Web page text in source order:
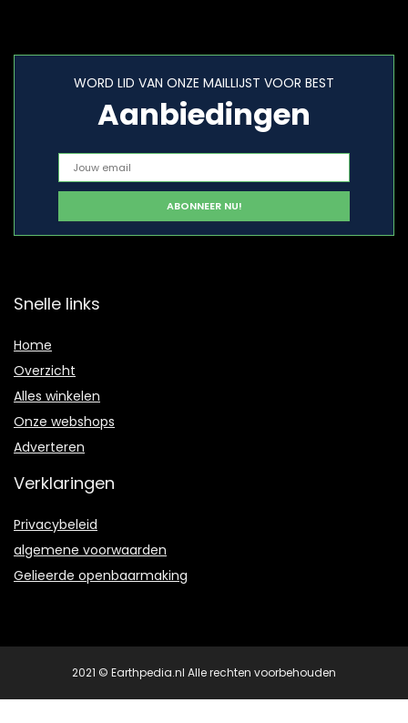
WORD LID VAN ONZE MAILLIJST VOOR BEST
Aanbiedingen
Snelle links
Home
Overzicht
Alles winkelen
Onze webshops
Adverteren
Verklaringen
Privacybeleid
algemene voorwaarden
Gelieerde openbaarmaking
2021 © Earthpedia.nl Alle rechten voorbehouden